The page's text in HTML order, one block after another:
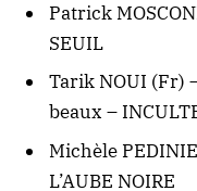
Patrick
SEUIL
Tarik NOUI (Fr)
beaux –
Michèle
L’AUBE NOIRE